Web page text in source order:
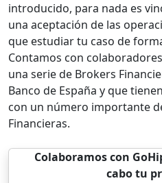
introducido, para nada es
una aceptación de las
que estudiar tu caso de
Contamos con
una serie de Brokers
Banco de España y que
con un número importante
Financieras.
Colaboramos con
cabo tu